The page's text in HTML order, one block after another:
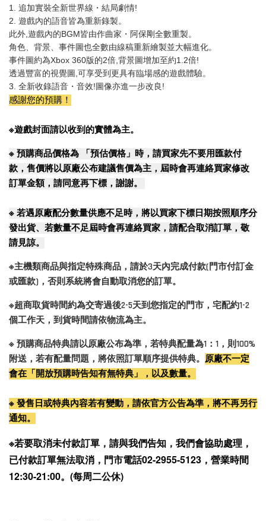
1. 追加實裝全新世界線・結局劇情!
2. 遊戲內的語音皆為重新錄製。
此外,遊戲內的BGM皆由作曲家・阿保剛全數重製。
角色、背景、事件圖也全數由線稿重新繪製並大幅進化。
事件圖約為Xbox 360版的2倍,背景圖增加至約1.2倍!
透過豐富的視覺圖,可享受到更具有臨場感的遊戲體驗。
3. 全新收錄語音・音效!圖像亦進一步改良!
感謝您的預購！
※遊戲封面請以收到的實體為主。
※ 預購商品價格為 「預估價格」時，請買家先不要用匯款付
款，售價將以原廠公布建議售價為主，屆時會再連絡買家修改
訂單金額，請同意再下標，謝謝。
※ 若遇原廠配分數量供應不足時，將以買家下標日期按照順序分
發出貨、若數量不足屆時會再連絡買家，請配合取消訂單，敬
請見諒。
※主機類商品與指定特殊商品，請於3天內完成付款(門市付訂金
或匯款)，否則系統將會自動取消您的訂單。
※超商取貨時間約為交寄過後2-5天到您指定的門市，宅配約1-2
個工作天，到貨時間請依物流為主。
※ 預購商品特典請以原廠公布為準，若特典配量為1：1，則100%
附送，若有配量問題，將依照訂單順序提供特典。 原廠不一定
會在「開放預購時告知有無特典」，以及數量。
※ 發售日或特典內容若有變動，請依官方公告為準，將不再另行
通知。
※若要取消未付款訂單，請與我們告知，我們會協助處理，
已付款訂單無法取消，門市電話02-2955-5123，營業時間
12:30-21:00。(每周二公休)